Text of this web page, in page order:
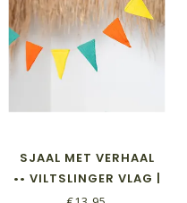
SJAAL MET VERHAAL
•• VILTSLINGER VLAG |
SUMMER DAYS